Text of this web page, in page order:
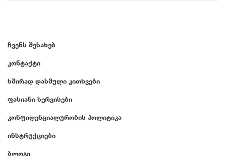
ჩვენს შესახებ
კონტაქტი
ხშირად დასმული კითხვები
ფასიანი სერვისები
კონფიდენციალურობის პოლიტიკა
ინსტრუქციები
ბლოგი